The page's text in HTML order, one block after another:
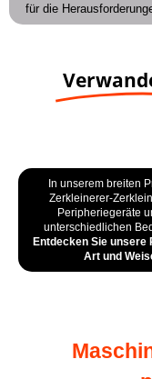
für die
In unserem breiten
Zerkleinerer-
Peripheriegeräte
unterschiedlichen
Entdecken Sie
Art und